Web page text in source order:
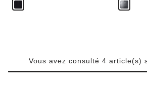
Vous avez consulté 4 article(s)